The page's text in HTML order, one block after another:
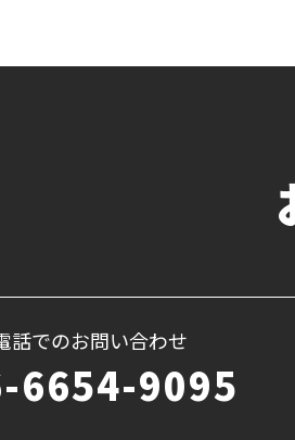
話でのお問い合わせ
6654-9095